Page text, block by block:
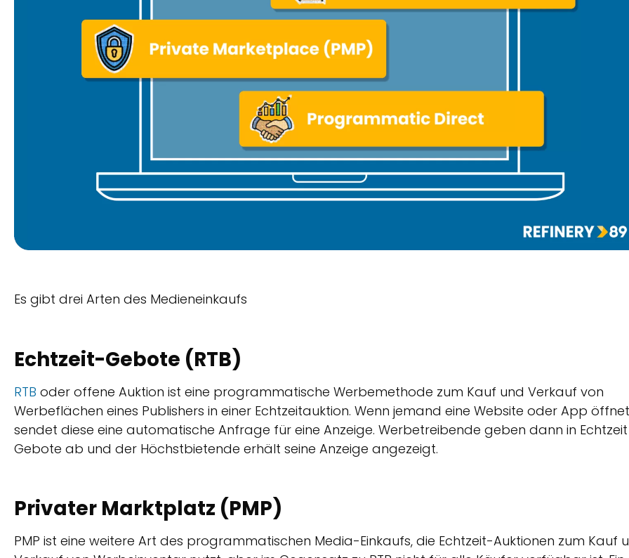
Es gibt drei Arten des Medieneinkaufs
Echtzeit-Gebote (RTB)
RTB oder offene Auktion ist eine programmatische Werbemethode zum Kauf und Verkauf von
Werbeflächen eines Publishers in einer Echtzeitauktion. Wenn jemand eine Website oder App
sendet diese eine automatische Anfrage für eine Anzeige. Werbetreibende geben dann in Echtzeit
Gebote ab und der Höchstbietende erhält seine Anzeige angezeigt.
Privater Marktplatz (PMP)
PMP ist eine weitere Art des programmatischen Media-Einkaufs, die Echtzeit-Auktionen zum Kauf